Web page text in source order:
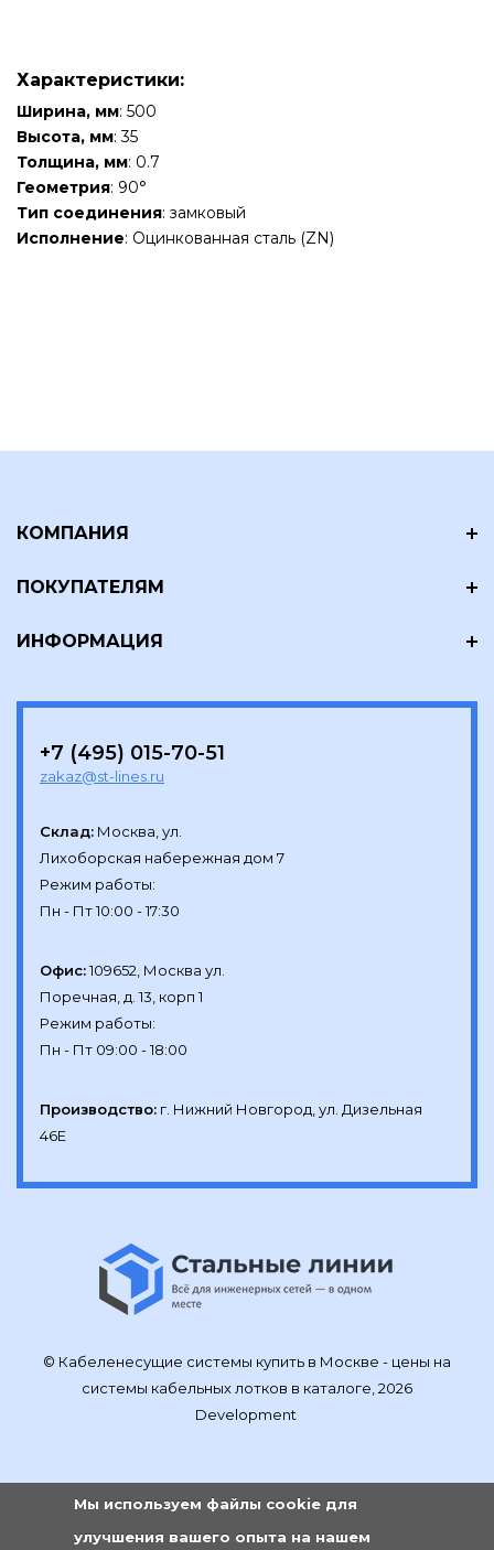
Характеристики:
Ширина, мм: 500
Высота, мм: 35
Толщина, мм: 0.7
Геометрия: 90°
Тип соединения: замковый
Исполнение: Оцинкованная сталь (ZN)
КОМПАНИЯ
ПОКУПАТЕЛЯМ
ИНФОРМАЦИЯ
+7 (495) 015-70-51
zakaz@st-lines.ru
Склад: Москва, ул.
Лихоборская набережная дом 7
Режим работы:
Офис:109652, Москва ул.
Поречная, д. 13, корп 1
Режим работы:
Производство: г. Нижний Новгород, ул. Дизельная
46Е
© Кабеленесущие системы купить в Москве - цены на
системы кабельных лотков в каталоге, 2026
Development
Мы используем файлы cookie для
улучшения вашего опыта на нашем